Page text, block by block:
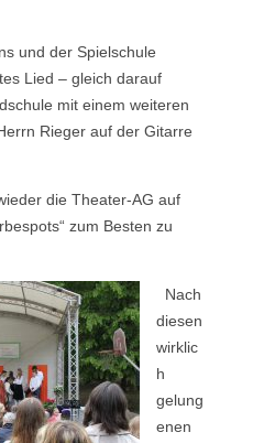
und der Spielschule
Lied – gleich darauf
mit einem weiteren
Rieger auf der Gitarre
die Theater-AG auf
zum Besten zu
Nach
diesen
wirklic
h
gelung
enen